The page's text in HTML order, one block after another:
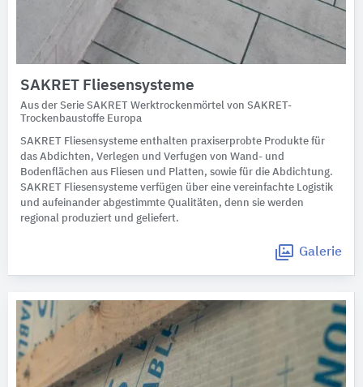
SAKRET Fliesensysteme
Aus der Serie SAKRET Werktrockenmörtel von SAKRET-
Trockenbaustoffe Europa
SAKRET Fliesensysteme enthalten praxiserprobte Produkte für
das Abdichten, Verlegen und Verfugen von Wand- und
Bodenflächen aus Fliesen und Platten, sowie für die Abdichtung.
SAKRET Fliesensysteme verfügen über eine vereinfachte Logistik
und aufeinander abgestimmte Qualitäten, denn sie werden
regional produziert und geliefert.
Galerie